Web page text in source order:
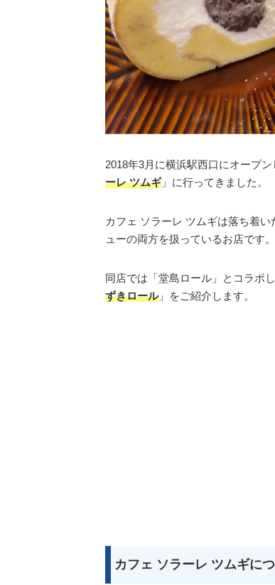
2018年3月に横浜駅西口にオープン
ーレ ツムギ」に行ってきました。
カフェ ソラーレ ツムギは落ち着
ューの両方を扱っているお店です。
同店では「堂島ロール」とコラボ
ずきロール」をご紹介します。
カフェ ソラーレ ツムギに